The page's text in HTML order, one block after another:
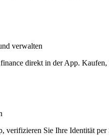
verwalten
direkt in der App.
verifizieren Sie Ihre Identität